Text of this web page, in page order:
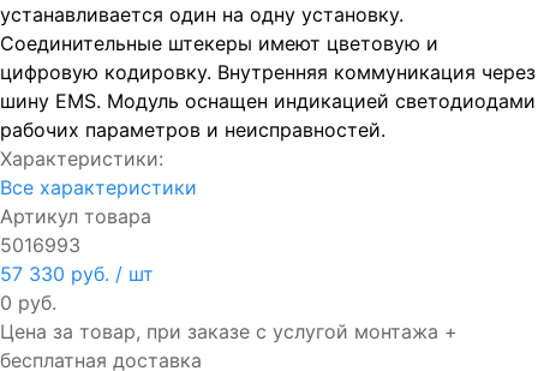
устанавливается один на одну установку.
Соединительные штекеры имеют цветовую и
цифровую кодировку. Внутренняя коммуникация через
шину ЕМS. Модуль оснащен индикацией светодиодами
рабочих параметров и неисправностей.
Характеристики:
Все характеристики
Артикул товара
5016993
57 330 руб. / шт
0 руб.
Цена за товар, при заказе с услугой монтажа +
бесплатная доставка